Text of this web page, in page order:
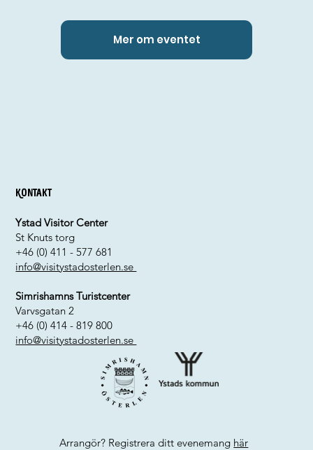
Mer om eventet
Kontakt
Ystad Visitor Center
St Knuts torg
+46 (0) 411 - 577 681
info@visitystadosterlen.se
Simrishamns Turistcenter
Varvsgatan 2
+46 (0) 414 - 819 800
info@visitystadosterlen.se
Arrangör? Registrera ditt evenemang här